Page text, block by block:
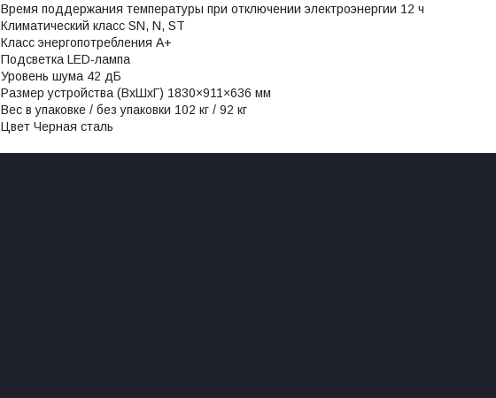
Время поддержания температуры при отключении электроэнергии 12 ч
Климатический класс SN, N, ST
Класс энергопотребления А+
Подсветка LED-лампа
Уровень шума 42 дБ
Размер устройства (ВхШхГ) 1830×911×636 мм
Вес в упаковке / без упаковки 102 кг / 92 кг
Цвет Черная сталь